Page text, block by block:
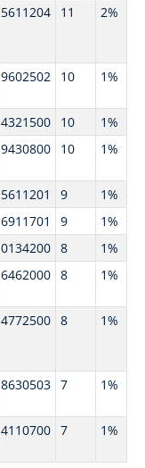
5611204 11 2%
9602502 10 1%
4321500 10
1%
9430800 10 1%
5611201 9
1%
6911701 9
1%
0134200 8
1%
6462000 8 1%
4772500 8 1%
8630503 7 1%
4110700 7 1%